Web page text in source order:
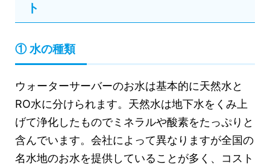
ト
① 水の種類
ウォーターサーバーのお水は基本的に天然水と
RO水に分けられます。天然水は地下水をくみ上
げて浄化したものでミネラルや酸素をたっぷりと
含んでいます。会社によって異なりますが全国の
名水地のお水を提供していることが多く、コスト